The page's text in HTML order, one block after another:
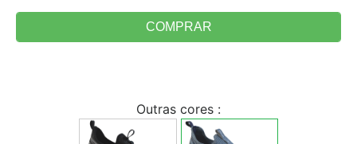
Outras cores :